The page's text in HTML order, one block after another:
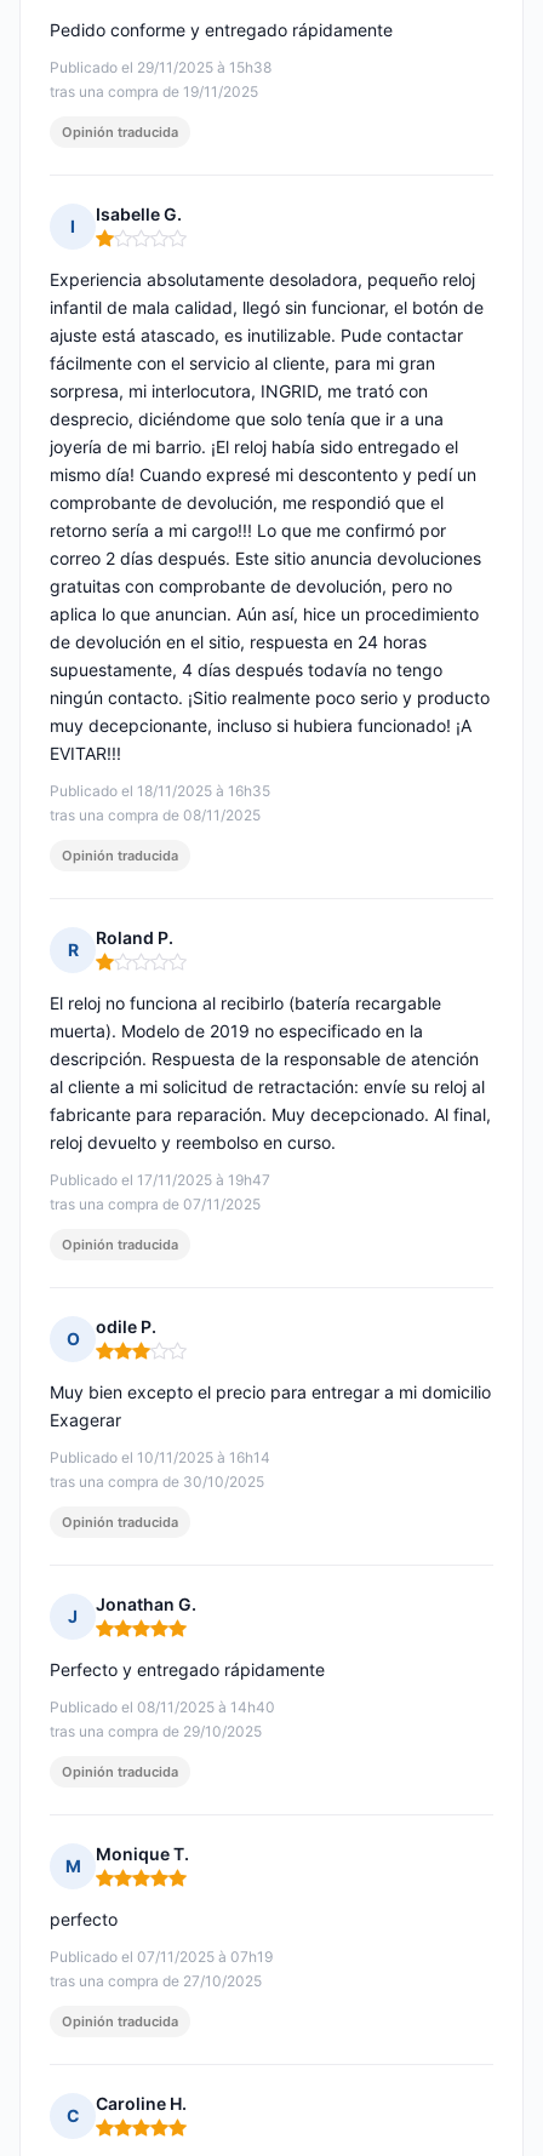
Publicado el 29/11/2025 à 15h38
tras una compra de 19/11/2025
Pedido conforme y entregado rápidamente
Opinión traducida
I
Isabelle G.
Nota: 1 de 5
Publicado el 18/11/2025 à 16h35
tras una compra de 08/11/2025
Experiencia absolutamente desoladora, pequeño reloj
infantil de mala calidad, llegó sin funcionar, el botón de
ajuste está atascado, es inutilizable. Pude contactar
fácilmente con el servicio al cliente, para mi gran
sorpresa, mi interlocutora, INGRID, me trató con
desprecio, diciéndome que solo tenía que ir a una
joyería de mi barrio. ¡El reloj había sido entregado el
mismo día! Cuando expresé mi descontento y pedí un
comprobante de devolución, me respondió que el
retorno sería a mi cargo!!! Lo que me confirmó por
correo 2 días después. Este sitio anuncia devoluciones
gratuitas con comprobante de devolución, pero no
aplica lo que anuncian. Aún así, hice un procedimiento
de devolución en el sitio, respuesta en 24 horas
supuestamente, 4 días después todavía no tengo
ningún contacto. ¡Sitio realmente poco serio y producto
muy decepcionante, incluso si hubiera funcionado! ¡A
EVITAR!!!
Opinión traducida
R
Roland P.
Nota: 1 de 5
Publicado el 17/11/2025 à 19h47
tras una compra de 07/11/2025
El reloj no funciona al recibirlo (batería recargable
muerta). Modelo de 2019 no especificado en la
descripción. Respuesta de la responsable de atención
al cliente a mi solicitud de retractación: envíe su reloj al
fabricante para reparación. Muy decepcionado. Al final,
reloj devuelto y reembolso en curso.
Opinión traducida
O
odile P.
Nota: 3 de 5
Publicado el 10/11/2025 à 16h14
tras una compra de 30/10/2025
Muy bien excepto el precio para entregar a mi domicilio
Exagerar
Opinión traducida
J
Jonathan G.
Nota: 5 de 5
Publicado el 08/11/2025 à 14h40
tras una compra de 29/10/2025
Perfecto y entregado rápidamente
Opinión traducida
M
Monique T.
Nota: 5 de 5
Publicado el 07/11/2025 à 07h19
tras una compra de 27/10/2025
perfecto
Opinión traducida
C
Caroline H.
Nota: 5 de 5